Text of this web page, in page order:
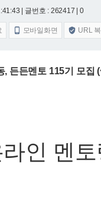
| 글번호 : 262417 | 0
 모바일화면  URL
, 든든멘토 115기 모집
인 멘